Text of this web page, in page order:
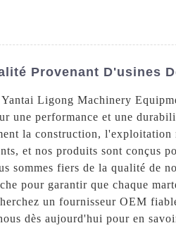
Provenant D'usines
Ligong Machinery
une performance et une
la construction,
et nos produits sont conçus
sommes fiers de la qualité de
pour garantir que chaque
un fournisseur OEM
dès aujourd'hui pour en